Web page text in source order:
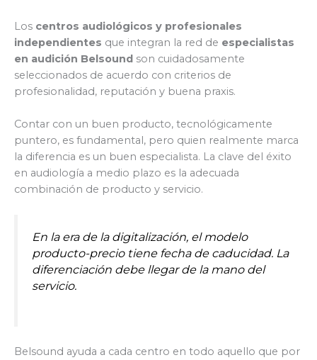
Los centros audiológicos y profesionales
independientes que integran la red de especialistas
en audición Belsound son cuidadosamente
seleccionados de acuerdo con criterios de
profesionalidad, reputación y buena praxis.
Contar con un buen producto, tecnológicamente
puntero, es fundamental, pero quien realmente marca
la diferencia es un buen especialista. La clave del éxito
en audiología a medio plazo es la adecuada
combinación de producto y servicio.
En la era de la digitalización, el modelo
producto-precio tiene fecha de caducidad. La
diferenciación debe llegar de la mano del
servicio.
Belsound ayuda a cada centro en todo aquello que por